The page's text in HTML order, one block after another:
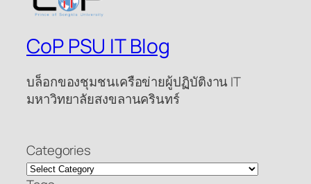
CoP PSU IT Blog
บล็อกของชุมชนเครือข่ายผู้ปฏิบัติงาน IT
มหาวิทยาลัยสงขลานครินทร์
Categories